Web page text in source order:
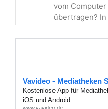
vom
übertragen?